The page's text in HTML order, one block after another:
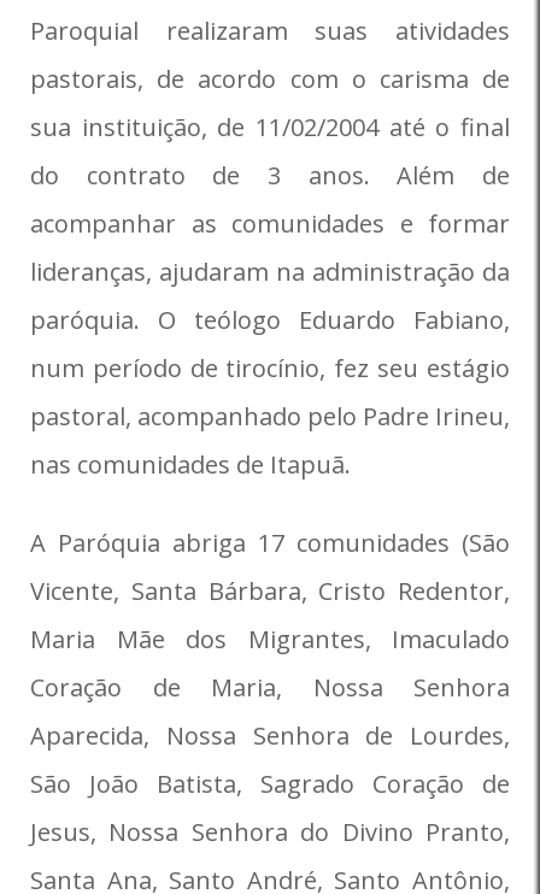
Paroquial realizaram suas atividades
pastorais, de acordo com o carisma de
sua instituição, de 11/02/2004 até o final
do contrato de 3 anos. Além de
acompanhar as comunidades e formar
lideranças, ajudaram na administração da
paróquia. O teólogo Eduardo Fabiano,
num período de tirocínio, fez seu estágio
pastoral, acompanhado pelo Padre Irineu,
nas comunidades de Itapuã.
A Paróquia abriga 17 comunidades (São
Vicente, Santa Bárbara, Cristo Redentor,
Maria Mãe dos Migrantes, Imaculado
Coração de Maria, Nossa Senhora
Aparecida, Nossa Senhora de Lourdes,
São João Batista, Sagrado Coração de
Jesus, Nossa Senhora do Divino Pranto,
Santa Ana, Santo André, Santo Antônio,